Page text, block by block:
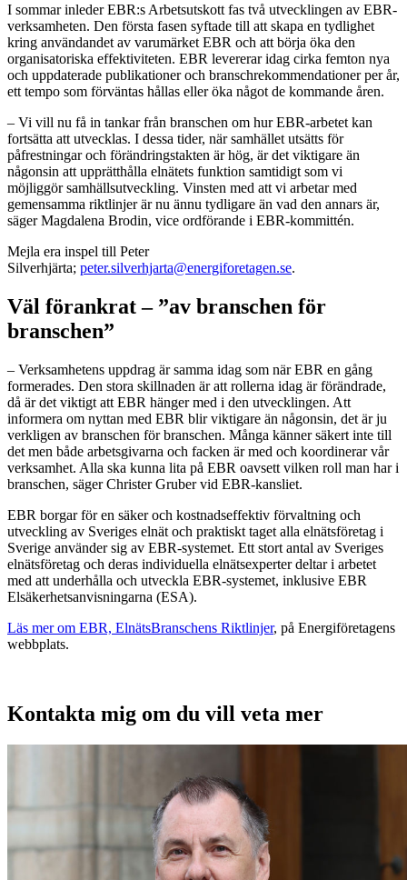
I sommar inleder EBR:s Arbetsutskott fas två utvecklingen av EBR-
verksamheten. Den första fasen syftade till att skapa en tydlighet
kring användandet av varumärket EBR och att börja öka den
organisatoriska effektiviteten. EBR levererar idag cirka femton nya
och uppdaterade publikationer och branschrekommendationer per år,
ett tempo som förväntas hållas eller öka något de kommande åren.
– Vi vill nu få in tankar från branschen om hur EBR-arbetet kan
fortsätta att utvecklas. I dessa tider, när samhället utsätts för
påfrestningar och förändringstakten är hög, är det viktigare än
någonsin att upprätthålla elnätets funktion samtidigt som vi
möjliggör samhällsutveckling. Vinsten med att vi arbetar med
gemensamma riktlinjer är nu ännu tydligare än vad den annars är,
säger Magdalena Brodin, vice ordförande i EBR-kommittén.
Mejla era inspel till Peter
Silverhjärta; peter.silverhjarta@energiforetagen.se.
Väl förankrat – ”av branschen för
branschen”
– Verksamhetens uppdrag är samma idag som när EBR en gång
formerades. Den stora skillnaden är att rollerna idag är förändrade,
då är det viktigt att EBR hänger med i den utvecklingen. Att
informera om nyttan med EBR blir viktigare än någonsin, det är ju
verkligen av branschen för branschen. Många känner säkert inte till
det men både arbetsgivarna och facken är med och koordinerar vår
verksamhet. Alla ska kunna lita på EBR oavsett vilken roll man har i
branschen, säger Christer Gruber vid EBR-kansliet.
EBR borgar för en säker och kostnadseffektiv förvaltning och
utveckling av Sveriges elnät och praktiskt taget alla elnätsföretag i
Sverige använder sig av EBR-systemet. Ett stort antal av Sveriges
elnätsföretag och deras individuella elnätsexperter deltar i arbetet
med att underhålla och utveckla EBR-systemet, inklusive EBR
Elsäkerhetsanvisningarna (ESA).
Läs mer om EBR, ElnätsBranschens Riktlinjer, på Energiföretagens
webbplats.
Kontakta mig om du vill veta mer